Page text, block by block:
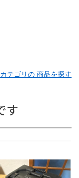
テゴリの 商品を探す
す